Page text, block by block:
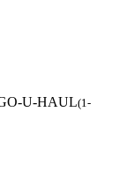
U-HAUL(1-